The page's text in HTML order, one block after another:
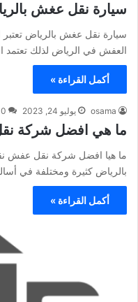
سيارة نقل عغش
سيارة نقل عغش بالرياض
العفش في الرياض لذلك
أكمل القراءة »
osama يوليو 24, 2023 0
ما هي افضل شركة
ما هيا افضل شركة نقل عفش
بالرياض كثيرة ومختلفة في
أكمل القراءة »